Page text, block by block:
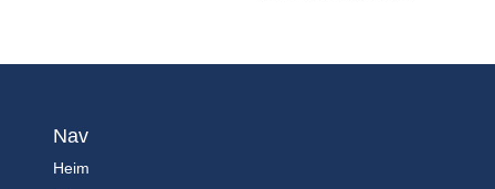
Nav
Heim